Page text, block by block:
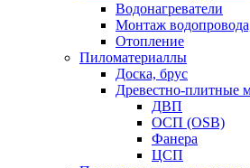
Водонагреватели
Монтаж
Отопление
Пиломатериаллы
Доска, брус
Древестно-плитные
ДВП
ОСП (OSB)
Фанера
ЦСП